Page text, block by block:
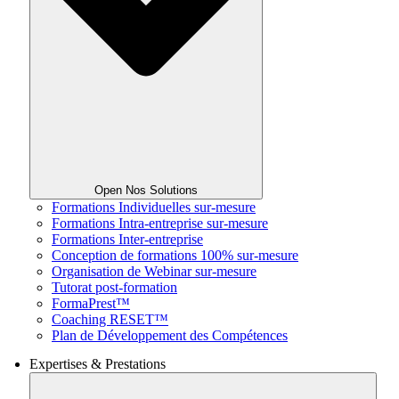
Open Nos Solutions
Formations Individuelles sur-mesure
Formations Intra-entreprise sur-mesure
Formations Inter-entreprise
Conception de formations 100% sur-mesure
Organisation de Webinar sur-mesure
Tutorat post-formation
FormaPrest™
Coaching RESET™
Plan de Développement des Compétences
Expertises & Prestations